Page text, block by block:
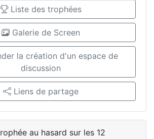
Liste des trophées
Galerie de Screen
la création d'un espace de
discussion
Liens de partage
au hasard sur les 12